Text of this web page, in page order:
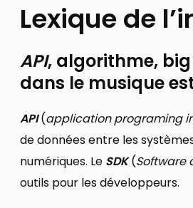
Lexique de
API, algorithme,
dans le musique
API (application programing
de données entre les
numériques. Le SDK (Software
outils pour les développeurs.